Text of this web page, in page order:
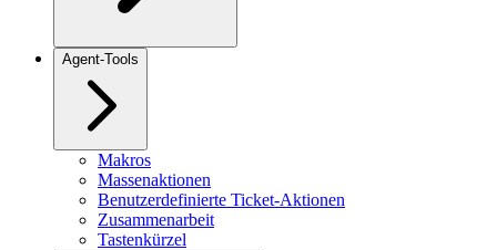
Agent-Tools
Makros
Massenaktionen
Benutzerdefinierte Ticket-Aktionen
Zusammenarbeit
Tastenkürzel